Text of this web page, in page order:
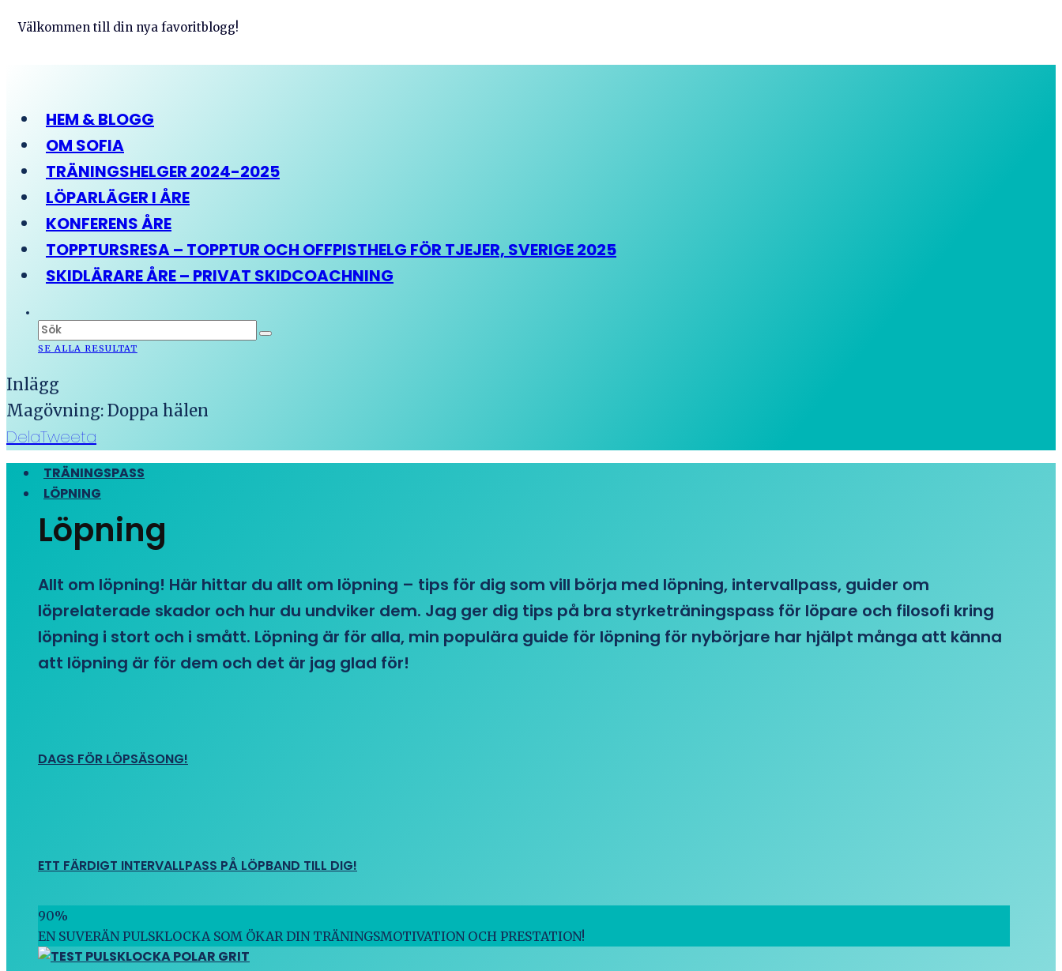
Välkommen till din nya favoritblogg!
HEM & BLOGG
OM SOFIA
TRÄNINGSHELGER 2024-2025
LÖPARLÄGER I ÅRE
KONFERENS ÅRE
TOPPTURSRESA – TOPPTUR OCH OFFPISTHELG FÖR TJEJER, SVERIGE 2025
SKIDLÄRARE ÅRE – PRIVAT SKIDCOACHNING
SE ALLA RESULTAT
Inlägg
Magövning: Doppa hälen
DelaTweeta
TRÄNINGSPASS
LÖPNING
Löpning
Allt om löpning! Här hittar du allt om löpning – tips för dig som vill börja med löpning, intervallpass, guider om
löprelaterade skador och hur du undviker dem. Jag ger dig tips på bra styrketräningspass för löpare och filosofi kring
löpning i stort och i smått. Löpning är för alla, min populära guide för löpning för nybörjare har hjälpt många att känna
att löpning är för dem och det är jag glad för!
DAGS FÖR LÖPSÄSONG!
ETT FÄRDIGT INTERVALLPASS PÅ LÖPBAND TILL DIG!
90%
EN SUVERÄN PULSKLOCKA SOM ÖKAR DIN TRÄNINGSMOTIVATION OCH PRESTATION!